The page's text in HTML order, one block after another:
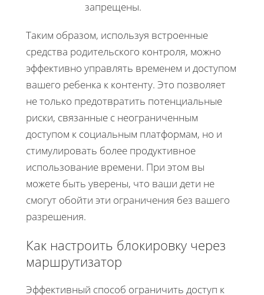
запрещены.
Таким образом, используя встроенные
средства родительского контроля, можно
эффективно управлять временем и доступом
вашего ребенка к контенту. Это позволяет
не только предотвратить потенциальные
риски, связанные с неограниченным
доступом к социальным платформам, но и
стимулировать более продуктивное
использование времени. При этом вы
можете быть уверены, что ваши дети не
смогут обойти эти ограничения без вашего
разрешения.
Как настроить блокировку через
маршрутизатор
Эффективный способ ограничить доступ к